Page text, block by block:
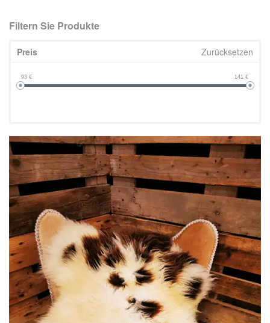
Filtern Sie Produkte
Preis Zurücksetzen
93 € 141 €